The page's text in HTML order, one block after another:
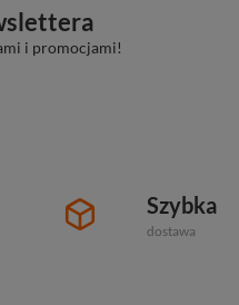
i promocjami!
Szybka
dostawa